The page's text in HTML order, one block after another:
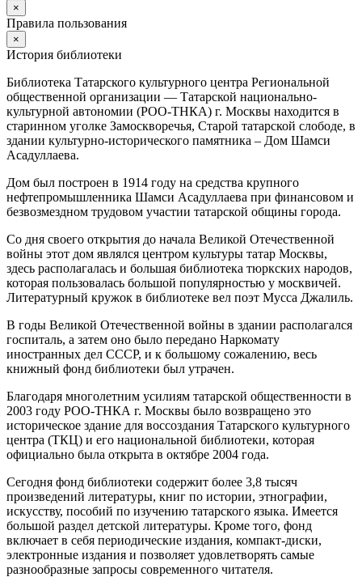
×
Правила пользования
×
История библиотеки
Библиотека Татарского культурного центра Региональной
общественной организации — Татарской национально-
культурной автономии (РОО-ТНКА) г. Москвы находится в
старинном уголке Замоскворечья, Старой татарской слободе, в
здании культурно-исторического памятника – Дом Шамси
Асадуллаева.
Дом был построен в 1914 году на средства крупного
нефтепромышленника Шамси Асадуллаева при финансовом и
безвозмездном трудовом участии татарской общины города.
Со дня своего открытия до начала Великой Отечественной
войны этот дом являлся центром культуры татар Москвы,
здесь располагалась и большая библиотека тюркских народов,
которая пользовалась большой популярностью у москвичей.
Литературный кружок в библиотеке вел поэт Мусса Джалиль.
В годы Великой Отечественной войны в здании располагался
госпиталь, а затем оно было передано Наркомату
иностранных дел СССР, и к большому сожалению, весь
книжный фонд библиотеки был утрачен.
Благодаря многолетним усилиям татарской общественности в
2003 году РОО-ТНКА г. Москвы было возвращено это
историческое здание для воссоздания Татарского культурного
центра (ТКЦ) и его национальной библиотеки, которая
официально была открыта в октябре 2004 года.
Сегодня фонд библиотеки содержит более 3,8 тысяч
произведений литературы, книг по истории, этнографии,
искусству, пособий по изучению татарского языка. Имеется
большой раздел детской литературы. Кроме того, фонд
включает в себя периодические издания, компакт-диски,
электронные издания и позволяет удовлетворять самые
разнообразные запросы современного читателя.